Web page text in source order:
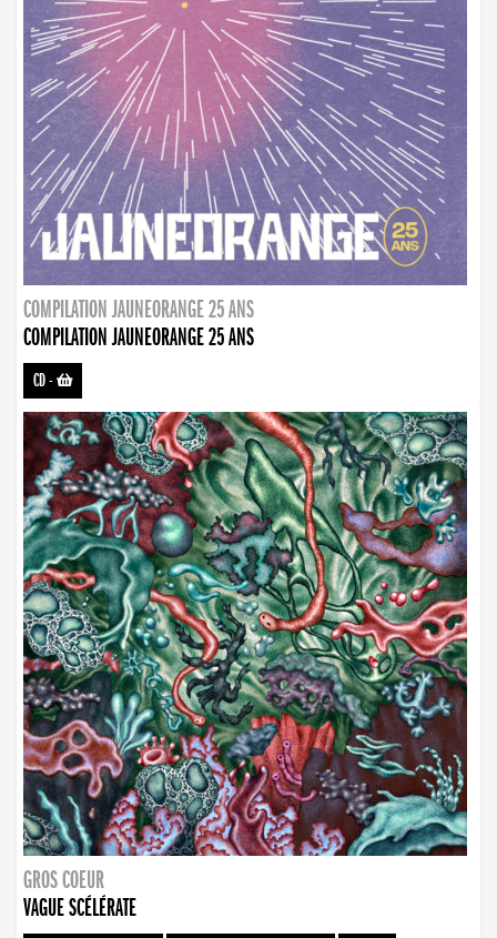
COMPILATION JAUNEORANGE 25 ANS
COMPILATION JAUNEORANGE 25 ANS
CD-
GROS COEUR
VAGUE SCÉLÉRATE